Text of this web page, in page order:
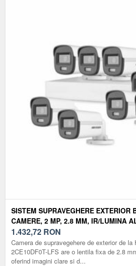
SISTEM SUPRAVEGHERE EXTERIOR
CAMERE, 2 MP, 2.8 MM, IR/LUMINA
1.432,72 RON
Camera de supravegehere de exterior de la
2CE10DF0T-LFS are o lentila fixa de 2.8
oferind imagini clare si d...